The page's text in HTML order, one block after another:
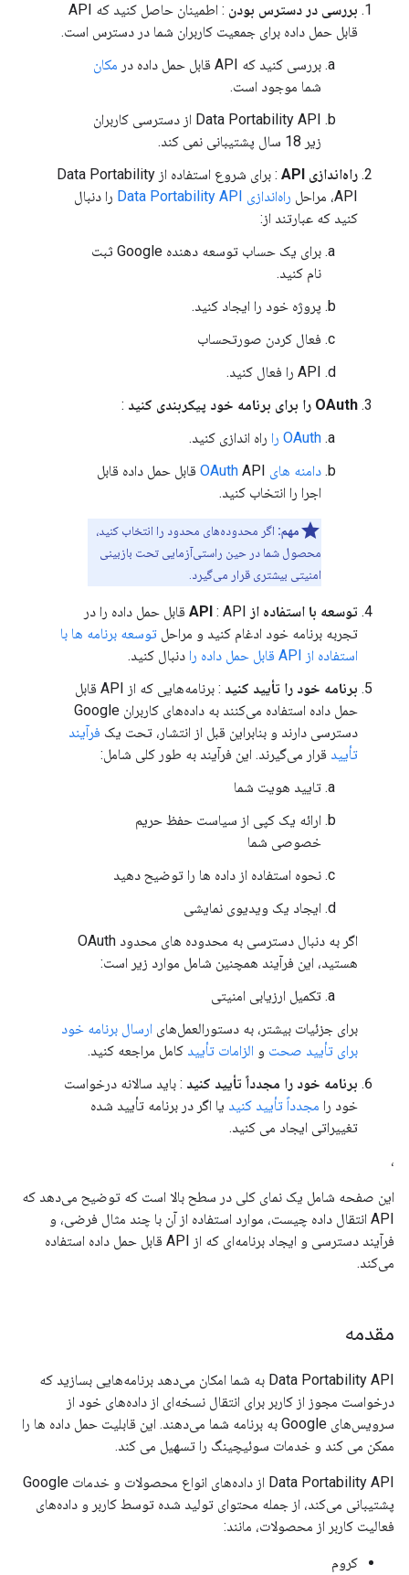
بررسی در دسترس بودن
: اطمینان حاصل کنید که API
قابل حمل داده برای جمعیت کاربران شما در دسترس است.
بررسی کنید که API قابل حمل داده در
مکان
شما موجود است.
Data Portability API از دسترسی کاربران
زیر 18 سال پشتیبانی نمی کند.
راه‌اندازی API
: برای شروع استفاده از Data Portability
API، مراحل
راه‌اندازی Data Portability API
را دنبال
کنید که عبارتند از:
برای یک حساب توسعه دهنده Google ثبت
نام کنید.
پروژه خود را ایجاد کنید.
فعال کردن صورتحساب
API را فعال کنید.
OAuth را برای برنامه خود پیکربندی کنید
:
OAuth را
راه اندازی کنید.
دامنه های OAuth
API قابل حمل داده قابل
اجرا را انتخاب کنید.
مهم: اگر محدوده‌های محدود را انتخاب کنید،
محصول شما در حین راستی‌آزمایی تحت بازبینی
امنیتی بیشتری قرار می‌گیرد.
توسعه با استفاده از API
: API قابل حمل داده را در
تجربه برنامه خود ادغام کنید و مراحل توسعه برنامه ها با
استفاده از API قابل حمل داده را
دنبال کنید.
برنامه خود را تأیید کنید
: برنامه‌هایی که از API قابل
حمل داده استفاده می‌کنند به داده‌های کاربران Google
دسترسی دارند و بنابراین قبل از انتشار، تحت یک فرآیند
تأیید قرار می‌گیرند. این فرآیند به طور کلی شامل:
تایید هویت شما
ارائه یک کپی از سیاست حفظ حریم
خصوصی شما
نحوه استفاده از داده ها را توضیح دهید
ایجاد یک ویدیوی نمایشی
اگر به دنبال دسترسی به محدوده های محدود OAuth
هستید، این فرآیند همچنین شامل موارد زیر است:
تکمیل ارزیابی امنیتی
برای جزئیات بیشتر، به دستورالعمل‌های ارسال برنامه خود
برای تأیید صحت و الزامات تأیید کامل مراجعه کنید.
برنامه خود را مجدداً تأیید کنید : باید سالانه درخواست
خود را مجدداً تأیید کنید یا اگر در برنامه تأیید شده
تغییراتی ایجاد می کنید.
،
این صفحه شامل یک نمای کلی در سطح بالا است که توضیح می‌دهد که
API انتقال داده چیست، موارد استفاده از آن با چند مثال فرضی، و
فرآیند دسترسی و ایجاد برنامه‌ای که از API قابل حمل داده استفاده
می‌کند.
مقدمه
Data Portability API به شما امکان می‌دهد برنامه‌هایی بسازید که
درخواست مجوز از کاربر برای انتقال نسخه‌ای از داده‌های خود از
سرویس‌های Google به برنامه شما می‌دهند. این قابلیت حمل داده ها را
ممکن می کند و خدمات سوئیچینگ را تسهیل می کند.
Data Portability API از داده‌های انواع محصولات و خدمات Google
پشتیبانی می‌کند، از جمله محتوای تولید شده توسط کاربر و داده‌های
فعالیت کاربر از محصولات، مانند:
کروم